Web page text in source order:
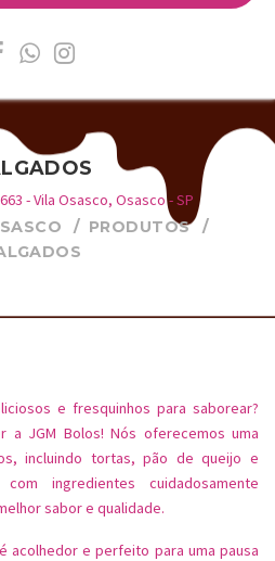
- Vila Osasco, Osasco - SP
PRODUTOS
e fresquinhos para saborear?
a JGM Bolos! Nós oferecemos uma
incluindo tortas, pão de queijo e
ingredientes cuidadosamente
sabor e qualidade.
acolhedor e perfeito para uma pausa